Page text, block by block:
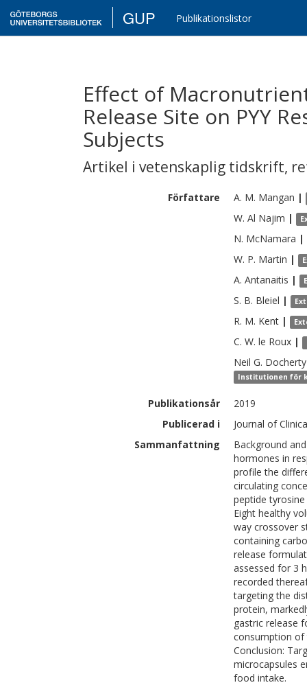
GUP Publikationslistor
Effect of
Release Site on PYY
Subjects
Artikel i vetenskaplig tidskrift,
Författare A. M. Mangan |
W. Al Najim |
N. McNamara |
W. P. Martin |
A. Antanaitis |
S. B. Bleiel |
R. M. Kent |
C. W. le Roux |
Neil G. Docherty
Institutionen för
Publikationsår
2019
Publicerad i
Journal of
Sammanfattning
Background
hormones in
profile the
circulating
peptide
Eight healthy
way crossover
containing
release
assessed for 3
recorded
targeting the
protein,
gastric release
consumption of
Conclusion:
microcapsules
food intake.